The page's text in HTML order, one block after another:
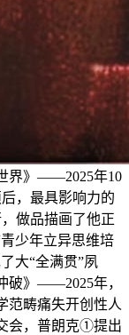
界》——2025年10
，最具影响力的
做品描画了他正
少年立异思维培
大“全满贯”夙
破》——2025年，
范畴痛失开创性人
会，普朗克①提出